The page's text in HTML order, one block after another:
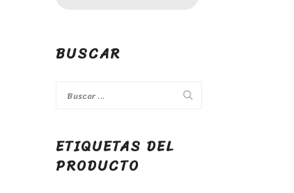
BUSCAR
ETIQUETAS DEL
PRODUCTO